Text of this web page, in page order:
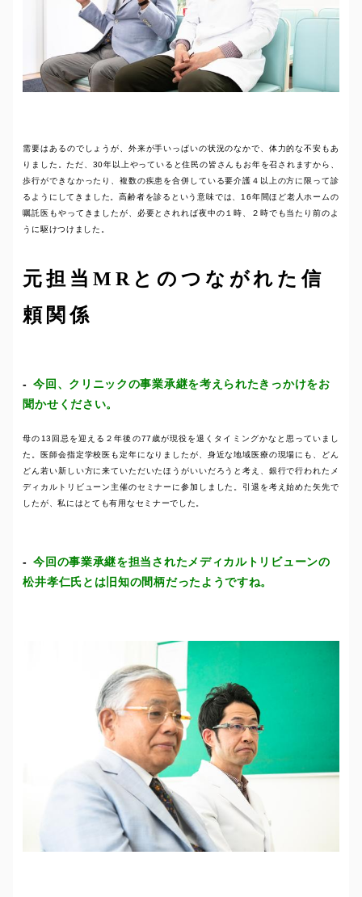
需要はあるのでしょうが、外来が手いっぱいの状況のなかで、体力的な不安もあ
りました。ただ、30年以上やっていると住民の皆さんもお年を召されますから、
歩行ができなかったり、複数の疾患を合併している要介護４以上の方に限って診
るようにしてきました。高齢者を診るという意味では、16年間ほど老人ホームの
嘱託医もやってきましたが、必要とされれば夜中の１時、２時でも当たり前のよ
うに駆けつけました。
元担当MRとのつながれた信
頼関係
今回、クリニックの事業承継を考えられたきっかけをお
聞かせください。
母の13回忌を迎える２年後の77歳が現役を退くタイミングかなと思っていまし
た。医師会指定学校医も定年になりましたが、身近な地域医療の現場にも、どん
どん若い新しい方に来ていただいたほうがいいだろうと考え、銀行で行われたメ
ディカルトリビューン主催のセミナーに参加しました。引退を考え始めた矢先で
したが、私にはとても有用なセミナーでした。
今回の事業承継を担当されたメディカルトリビューンの
松井孝仁氏とは旧知の間柄だったようですね。